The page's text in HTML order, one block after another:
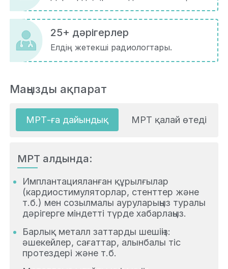
25+ дәрігерлер
Елдің жетекші радиологтары.
Маңызды ақпарат
МРТ-ға дайындық МРТ қалай өтеді
МРТ алдында:
Имплантацияланған құрылғылар
(кардиостимуляторлар, стенттер және
т.б.) мен созылмалы ауруларыңыз туралы
дәрігерге міндетті түрде хабарлаңыз.
Барлық металл заттарды шешіңіз:
әшекейлер, сағаттар, алынбалы тіс
протездері және т.б.